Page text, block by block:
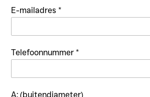
E-mailadres *
Telefoonnummer *
A: (buitendiameter)